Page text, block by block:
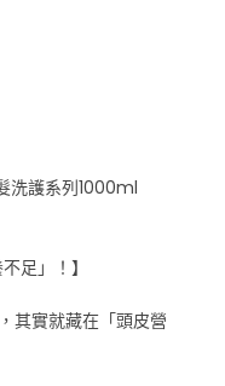
洗護系列1000ml
足」！】
其實就藏在「頭皮營